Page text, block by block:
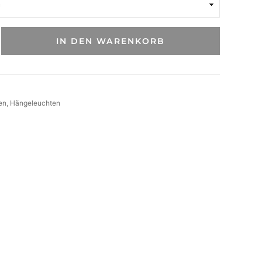
IN DEN WARENKORB
Hängeleuchten